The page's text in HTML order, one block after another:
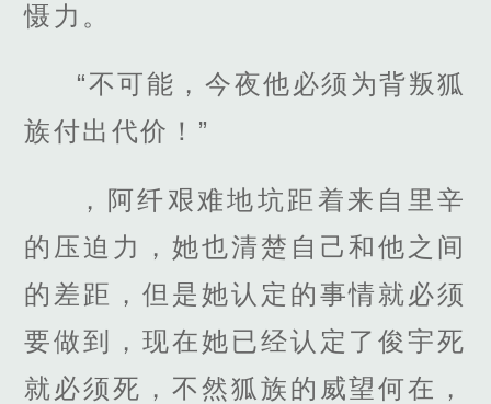
慑力。
“不可能，今夜他必须为背叛狐
族付出代价！”
，阿纤艰难地坑距着来自里辛
的压迫力，她也清楚自己和他之间
的差距，但是她认定的事情就必须
要做到，现在她已经认定了俊宇死
就必须死，不然狐族的威望何在，